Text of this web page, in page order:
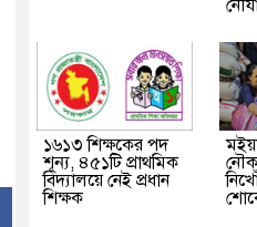
১৬১৩ শিক্ষকের পদ
শূন্য, ৪৫১টি প্রাথমিক
বিদ্যালয়ে নেই প্রধান
শিক্ষক